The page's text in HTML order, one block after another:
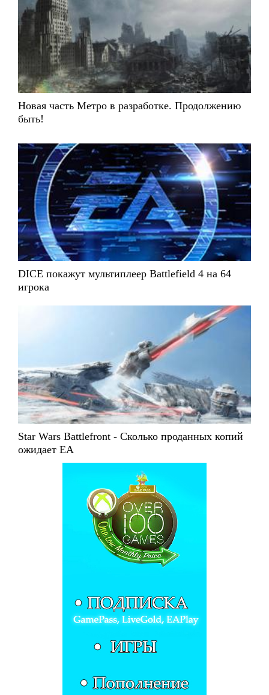
Новая часть Метро в разработке. Продолжению
быть!
DICE покажут мультиплеер Battlefield 4 на 64
игрока
Star Wars Battlefront - Сколько проданных копий
ожидает EA